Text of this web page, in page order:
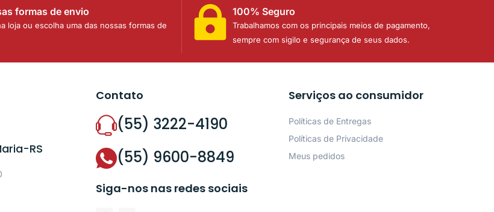
formas de envio
loja ou escolha uma das nossas formas de
100% Seguro
Trabalhamos com os principais meios de pagamento,
sempre com sigilo e segurança de seus dados.
RS
Contato
(55) 3222-4190
(55) 9600-8849
Siga-nos nas redes sociais
Serviços ao consumidor
Políticas de Entregas
Políticas de Privacidade
Meus pedidos